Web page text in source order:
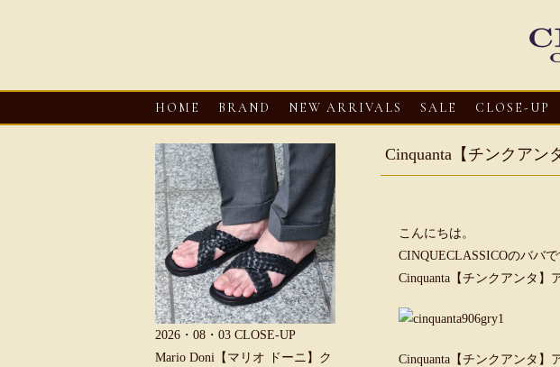
HOME BRAND NEW ARRIVALS SALE CLOSE-UP
Cinquanta【チンクアン
こんにちは。
CINQUECLASSICOのババで
Cinquanta【チンクアンタ】
Cinquanta【チンクアンタ
2026・08・03 CLOSE-UP
Mario Doni【マリオ ドーニ】ク
Mario Doni【マリオ ドーニ】オ